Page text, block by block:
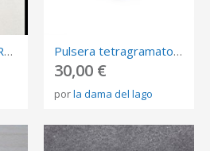
Collar EXTREMODURO - Colgante - PARA TODOS LOS PUBLICOS - Complemento - Rock Pulsera tetragramaton cristal swarovski rojo y cierre plata reasa
30,00 €
porla dama del lago